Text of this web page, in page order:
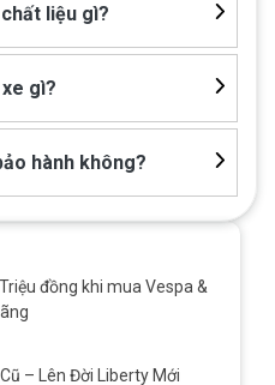
liệu gì?
gì?
hành không?
đồng khi mua Vespa &
– Lên Đời Liberty Mới